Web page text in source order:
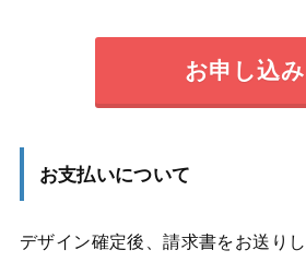
お申し込み
お支払いについて
デザイン確定後、請求書をお送り